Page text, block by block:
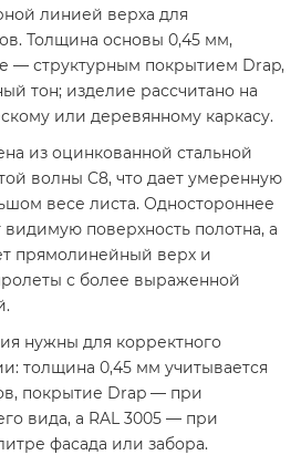
линией верха для
Толщина основы 0,45 мм,
— структурным покрытием Drap,
тон; изделие рассчитано на
или деревянному каркасу.
из оцинкованной стальной
волны C8, что дает умеренную
весе листа. Одностороннее
поверхность полотна, а
прямолинейный верх и
с более выраженной
нужны для корректного
толщина 0,45 мм учитывается
покрытие Drap — при
вида, а RAL 3005 — при
фасада или забора.